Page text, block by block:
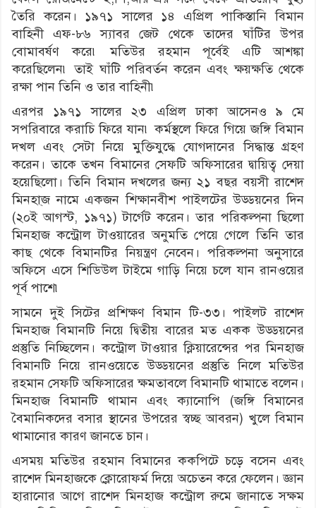
তৈরি করেন। ১৯৭১ সালের ১৪ এপ্রিল পাকিস্তানি বিমান
বাহিনী এফ-৮৬ স্যাবর জেট থেকে তাদের ঘাঁটির উপর
বোমাবর্ষণ করে৷ মতিউর রহমান পূর্বেই এটি আশঙ্কা
করেছিলেন৷ তাই ঘাঁটি পরিবর্তন করেন এবং ক্ষয়ক্ষতি থেকে
রক্ষা পান তিনি ও তার বাহিনী৷
এরপর ১৯৭১ সালের ২৩ এপ্রিল ঢাকা আসেনও ৯ মে
সপরিবারে করাচি ফিরে যান৷ কর্মস্থলে ফিরে গিয়ে জঙ্গি বিমান
দখল এবং সেটা নিয়ে মুক্তিযুদ্ধে যোগদানের সিদ্ধান্ত গ্রহণ
করেন। তাকে তখন বিমানের সেফটি অফিসারের দ্বায়িত্ব দেয়া
হয়েছিলো। তিনি বিমান দখলের জন্য ২১ বছর বয়সী রাশেদ
মিনহা্জ নামে একজন শিক্ষানবীশ পাইলটের উড্ডয়নের দিন
(২০ই আগস্ট, ১৯৭১) টার্গেট করেন। তার পরিকল্পনা ছিলো
মিনহাজ কন্ট্রোল টাওয়ারের অনুমতি পেয়ে গেলে তিনি তার
কাছ থেকে বিমানটির নিয়ন্ত্রণ নেবেন। পরিকল্পনা অনুসারে
অফিসে এসে শিডিউল টাইমে গাড়ি নিয়ে চলে যান রানওয়ের
পূর্ব পাশে৷
সামনে দুই সিটের প্রশিক্ষণ বিমান টি-৩৩। পাইলট রাশেদ
মিনহাজ বিমানটি নিয়ে দ্বিতীয় বারের মত একক উড্ডয়নের
প্রস্তুতি নিচ্ছিলেন। কন্ট্রোল টাওয়ার ক্লিয়ারেন্সের পর মিনহাজ
বিমানটি নিয়ে রানওয়েতে উড্ডয়নের প্রস্তুতি নিলে মতিউর
রহমান সেফটি অফিসারের ক্ষমতাবলে বিমানটি থামাতে বলেন।
মিনহাজ বিমানটি থামান এবং ক্যানোপি (জঙ্গি বিমানের
বৈমানিকদের বসার স্থানের উপরের স্বচ্ছ আবরন) খুলে বিমান
থামানোর কারণ জানতে চান।
এসময় মতিউর রহমান বিমানের ককপিটে চড়ে বসেন এবং
রাশেদ মিনহাজকে ক্লোরোফর্ম দিয়ে অচেতন করে ফেলেন। জ্ঞান
হারানোর আগে রাশেদ মিনহাজ কন্ট্রোল রুমে জানাতে সক্ষম